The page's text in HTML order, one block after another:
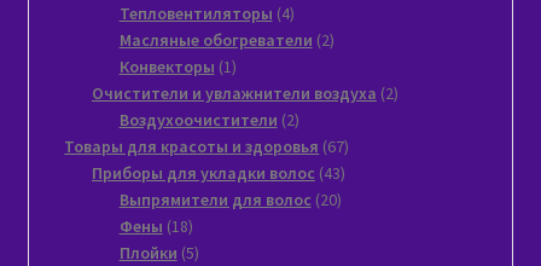
Тепловентиляторы 44
товара
Масляные обогреватели 22
Конвекторы 11
товар
Очистители и увлажнители воздуха 22
Воздухоочистители 22
товара
Товары для красоты и здоровья 6767
товаров
Приборы для укладки волос 4343
товара
Выпрямители для волос 2020
Фены 1818
товаров
Плойки 55